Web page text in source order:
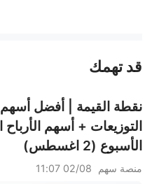
عند الضرورة، يرجى استشارة مستشار استثمار محترف. لا تقدم منصة سهم أي
قد تهمك
نقطة القيمة | أفضل أسهم
التوزيعات + أسهم الأرباح
الأسبوع (2 اغسطس)
منصة سهم
02/08 11:07